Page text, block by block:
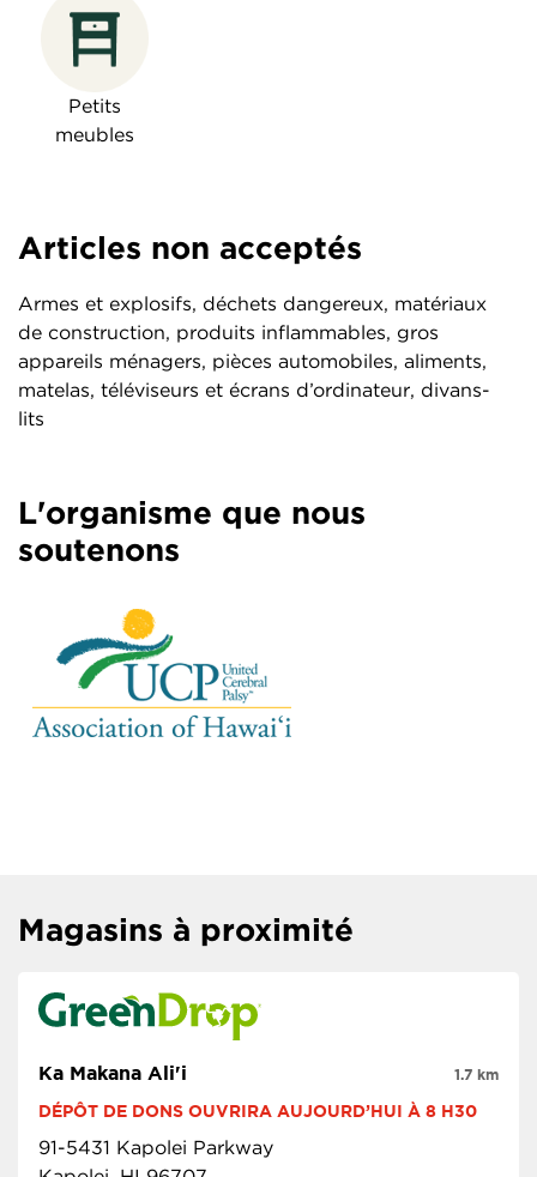
Petits
meubles
Articles non acceptés
Armes et explosifs, déchets dangereux, matériaux
de construction, produits inflammables, gros
appareils ménagers, pièces automobiles, aliments,
matelas, téléviseurs et écrans d’ordinateur, divans-
lits
L'organisme que nous
soutenons
Magasins à proximité
Ka Makana Ali'i
DÉPÔT DE DONS OUVRIRA AUJOURD’HUI À 8 H30
91-5431 Kapolei Parkway
1.7 km